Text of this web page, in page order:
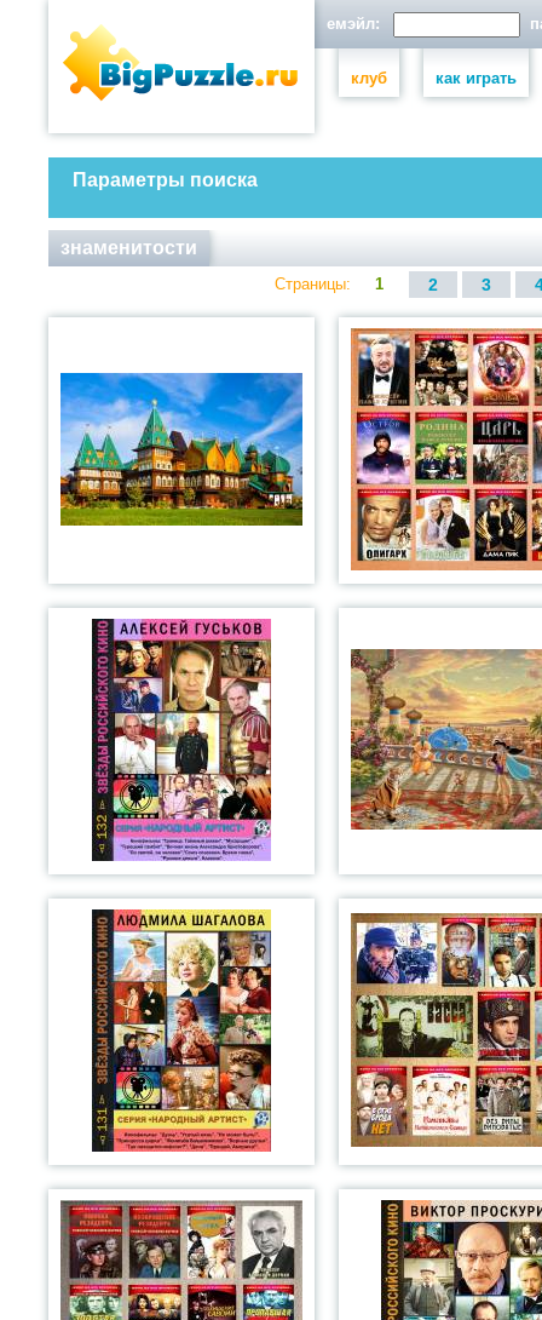
емэйл:
клуб как играть
Параметры поиска
знаменитости
Страницы: 1 2 3